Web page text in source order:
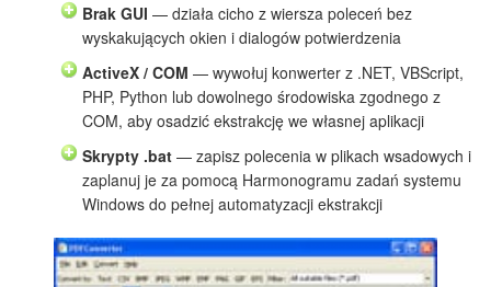
Brak GUI — działa cicho z wiersza poleceń bez
wyskakujących okien i dialogów potwierdzenia
ActiveX / COM — wywołuj konwerter z .NET, VBScript,
PHP, Python lub dowolnego środowiska zgodnego z
COM, aby osadzić ekstrakcję we własnej aplikacji
Skrypty .bat — zapisz polecenia w plikach wsadowych i
zaplanuj je za pomocą Harmonogramu zadań systemu
Windows do pełnej automatyzacji ekstrakcji